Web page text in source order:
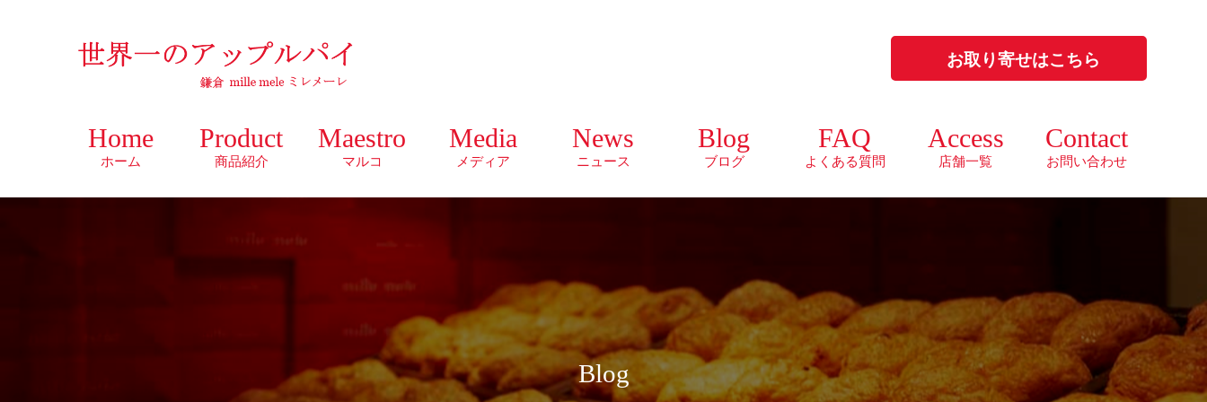
お取り寄せはこちら
Home
ホーム
Product
商品紹介
Maestro
マルコ
Media
メディア
News
ニュース
Blog
ブログ
FAQ
よくある質問
Access
店舗一覧
Contact
お問い合わせ
Blog